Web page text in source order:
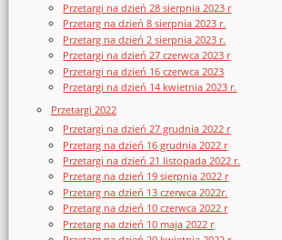
Przetargi na dzień 28 sierpnia 2023 r
Przetarg na dzień 8 sierpnia 2023 r.
Przetarg na dzień 2 sierpnia 2023 r.
Przetargi na dzień 27 czerwca 2023 r
Przetargi na dzień 16 czerwca 2023
Przetargi na dzień 14 kwietnia 2023 r.
Przetargi 2022
Przetargi na dzień 27 grudnia 2022 r
Przetarg na dzień 16 grudnia 2022 r
Przetargi na dzień 21 listopada 2022 r.
Przetarg na dzień 19 sierpnia 2022 r
Przetarg na dzień 13 czerwca 2022r.
Przetarg na dzień 10 czerwca 2022 r
Przetarg na dzień 10 maja 2022 r